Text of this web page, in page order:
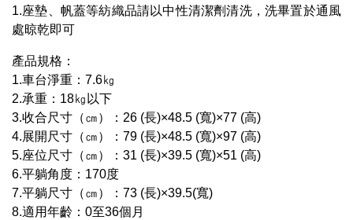
1.座墊、帆蓋等紡織品請以中性清潔劑清洗，洗畢置於通風
處晾乾即可
產品規格：
1.車台淨重：7.6㎏
2.承重：18㎏以下
3.收合尺寸（㎝）：26 (長)×48.5 (寬)×77 (高)
4.展開尺寸（㎝）：79 (長)×48.5 (寬)×97 (高)
5.座位尺寸（㎝）：31 (長)×39.5 (寬)×51 (高)
6.平躺角度：170度
7.平躺尺寸（㎝）：73 (長)×39.5(寬)
8.適用年齡：0至36個月